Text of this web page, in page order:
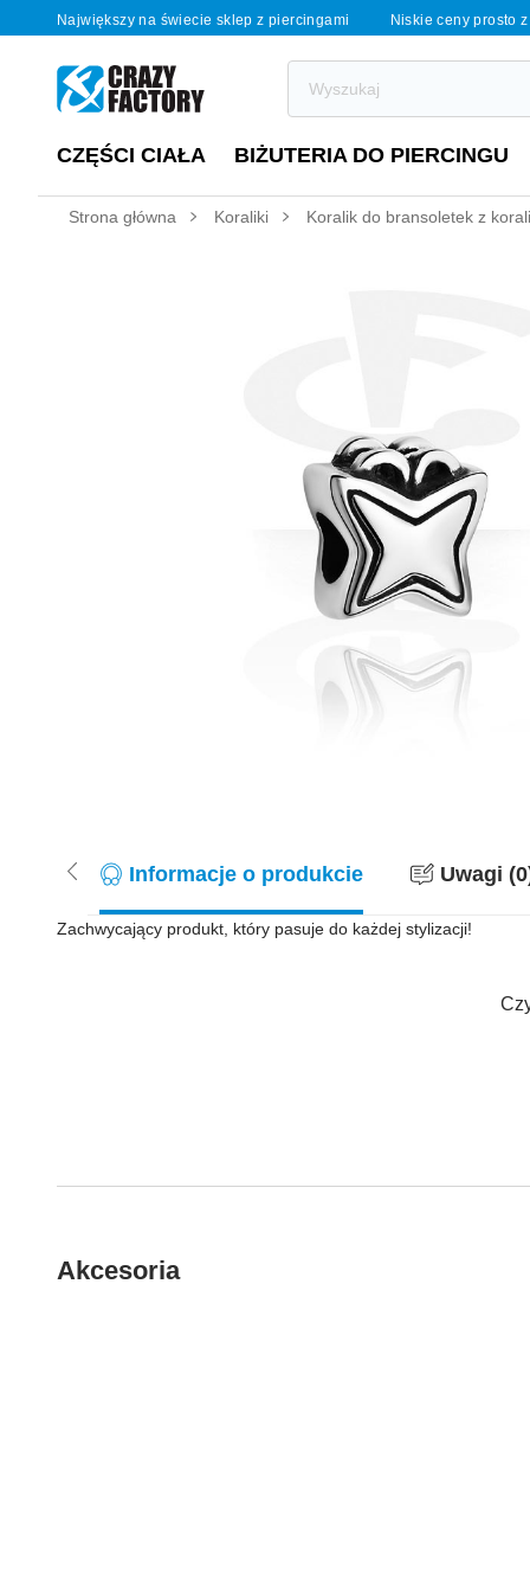
Największy na świecie sklep z piercingami Niskie ceny prosto
CZĘŚCI CIAŁA BIŻUTERIA DO PIERCINGU
Strona główna Koraliki Koralik do bransoletek z
Informacje o produkcie Uwagi
Zachwycający produkt, który pasuje do każdej stylizacji!
Akcesoria